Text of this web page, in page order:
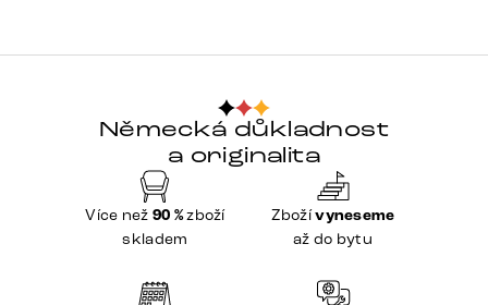
Německá důkladnost
a originalita
Více než 90 %zboží
skladem
Zbožívyneseme
až do bytu